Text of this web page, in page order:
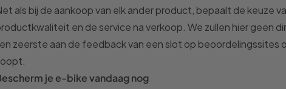
als bij de aankoop van elk ander product, bepaalt de keuze
en de service na verkoop. We zullen hier geen
zeerste aan de feedback van een slot op beoordelingssites
je e-bike vandaag nog